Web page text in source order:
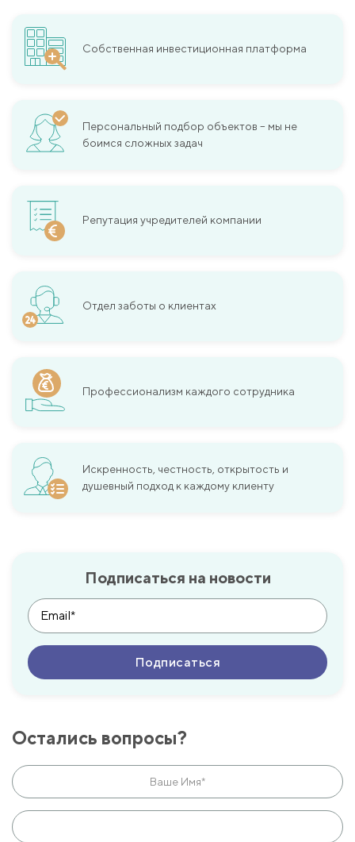
Собственная инвестиционная платформа
Персональный подбор объектов – мы не
боимся сложных задач
Репутация учредителей компании
Отдел заботы о клиентах
Профессионализм каждого сотрудника
Искренность, честность, открытость и
душевный подход к каждому клиенту
Подписаться на новости
Остались вопросы?